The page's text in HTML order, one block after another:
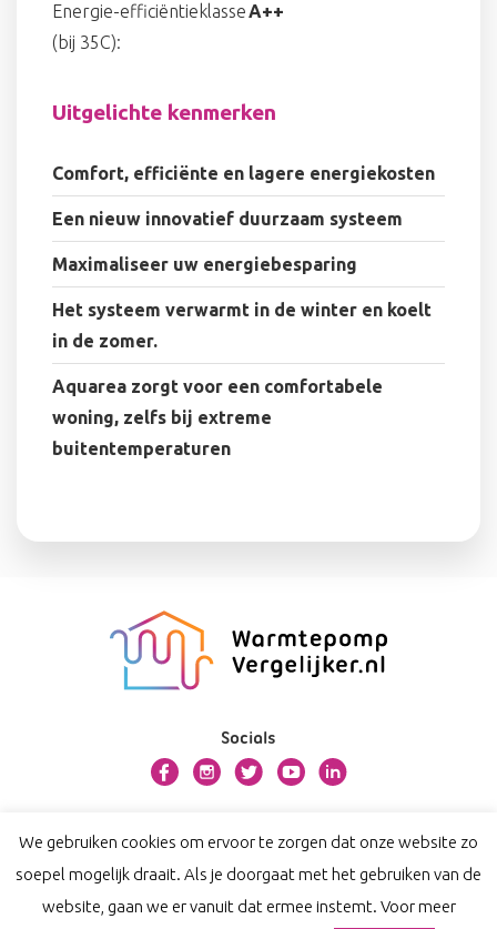
Energie-efficiëntieklasse
(bij 35C):
A++
Uitgelichte kenmerken
Comfort, efficiënte en lagere energiekosten
Een nieuw innovatief duurzaam systeem
Maximaliseer uw energiebesparing
Het systeem verwarmt in de winter en koelt
in de zomer.
Aquarea zorgt voor een comfortabele
woning, zelfs bij extreme
buitentemperaturen
Socials
Contact
Privacy
Disclaimer
We gebruiken cookies om ervoor te zorgen dat onze website zo
soepel mogelijk draait. Als je doorgaat met het gebruiken van de
website, gaan we er vanuit dat ermee instemt. Voor meer